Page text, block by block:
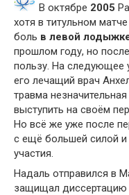
В октябре 2005
хотя в титульном
боль в левой
прошлом году, но
пользу. На следующее
его лечащий врач
травма
выступить на своём
Но всё же уже после
с ещё большей силой и
участия.
Надаль отправился в
защищал диссертацию